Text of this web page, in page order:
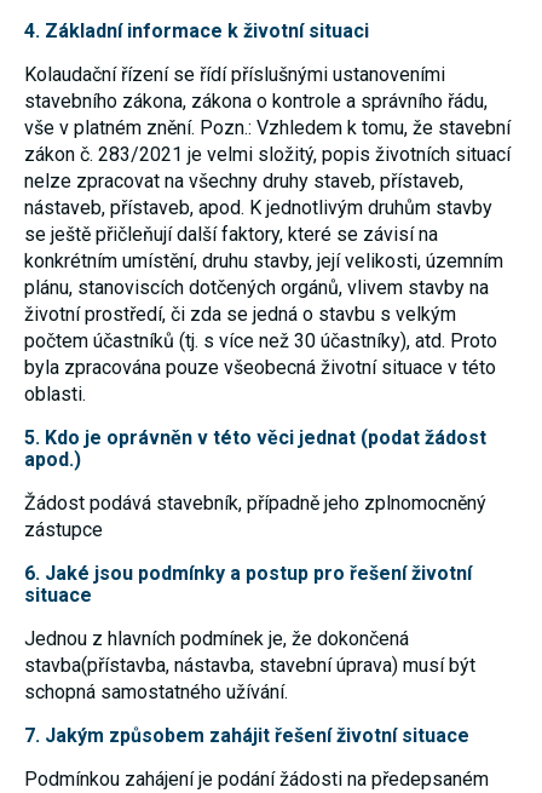
4. Základní informace k životní situaci
Kolaudační řízení se řídí příslušnými ustanoveními
stavebního zákona, zákona o kontrole a správního řádu,
vše v platném znění. Pozn.: Vzhledem k tomu, že stavební
zákon č. 283/2021 je velmi složitý, popis životních situací
nelze zpracovat na všechny druhy staveb, přístaveb,
nástaveb, přístaveb, apod. K jednotlivým druhům stavby
se ještě přičleňují další faktory, které se závisí na
konkrétním umístění, druhu stavby, její velikosti, územním
plánu, stanoviscích dotčených orgánů, vlivem stavby na
životní prostředí, či zda se jedná o stavbu s velkým
počtem účastníků (tj. s více než 30 účastníky), atd. Proto
byla zpracována pouze všeobecná životní situace v této
oblasti.
5. Kdo je oprávněn v této věci jednat (podat žádost
apod.)
Žádost podává stavebník, případně jeho zplnomocněný
zástupce
6. Jaké jsou podmínky a postup pro řešení životní
situace
Jednou z hlavních podmínek je, že dokončená
stavba(přístavba, nástavba, stavební úprava) musí být
schopná samostatného užívání.
7. Jakým způsobem zahájit řešení životní situace
Podmínkou zahájení je podání žádosti na předepsaném
funkcí, které
Nepožadujeme
Váš souhlas s
využitím
technických
cookies na
našem webu.
Z tohoto
důvodu
technické
cookies
nemohou být
individuálně
deaktivovány
nebo
aktivovány.
cookies
Analytické
umožňují
měření
a našich
Jejich pomocí
určujeme
počet návštěv
našich
internetových
získaná